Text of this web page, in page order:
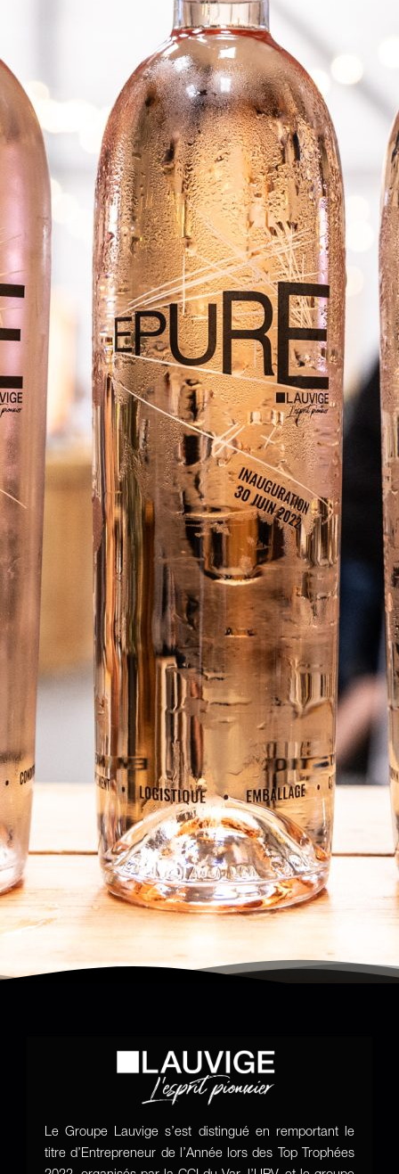
Le Groupe Lauvige s’est distingué en remportant le
titre d’Entrepreneur de l’Année lors des Top Trophées